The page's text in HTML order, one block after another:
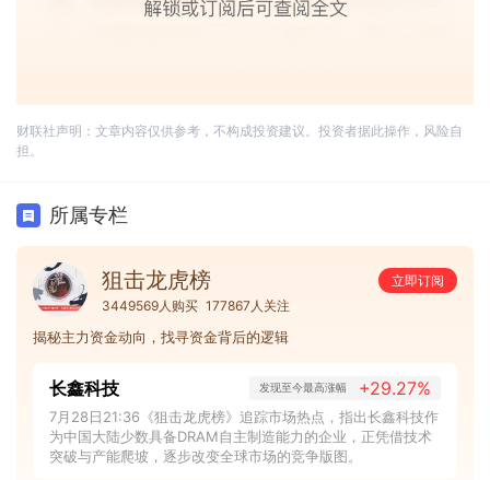
财联社声明：文章内容仅供参考，不构成投资建议。投资者据此操作，风险自
担。
所属专栏
狙击龙虎榜
立即订阅
3449569人购买 177867人关注
揭秘主力资金动向，找寻资金背后的逻辑
长鑫科技 发现至今最高涨幅 +29.27%
7月28日21:36《狙击龙虎榜》追踪市场热点，指出长鑫科技作
为中国大陆少数具备DRAM自主制造能力的企业，正凭借技术
突破与产能爬坡，逐步改变全球市场的竞争版图。